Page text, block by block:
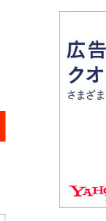
「『火
続けた
い」監
戦争の